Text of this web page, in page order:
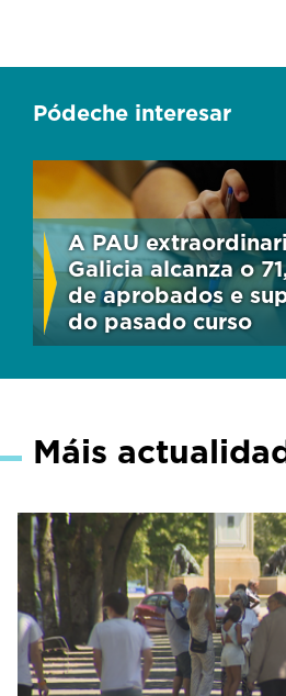
Pódeche interesar
A PAU
Galicia alcanza o
de aprobados e
do pasado curso
Máis